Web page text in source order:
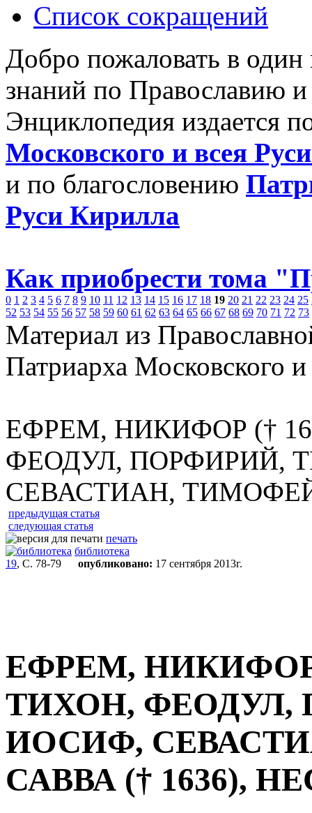
Список сокращений
Добро пожаловать в
знаний по Православию
Энциклопедия издается
Московского и всея
и по благословению
Руси Кирилла
Как приобрести тома
0 1 2 3 4 5 6 7 8 9 10 11 12 13 14 15 16 17 18 19 20 21 22 23 24 25
52 53 54 55 56 57 58 59 60 61 62 63 64 65 66 67 68 69 70 71 72 73
Материал из
Патриарха Московского
ЕФРЕМ, НИКИФОР (†
ФЕОДУЛ, ПОРФИРИЙ,
СЕВАСТИАН,
предыдущая статья
следующая статья
печать
библиотека
19, С. 78-79 опубликовано: 17 сентября 2013г.
ЕФРЕМ, НИКИФОР
ТИХОН, ФЕОДУЛ,
ИОСИФ,
САВВА († 1636),